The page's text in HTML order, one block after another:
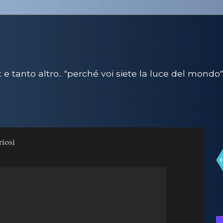
tanto altro.. "perché voi siete la luce del